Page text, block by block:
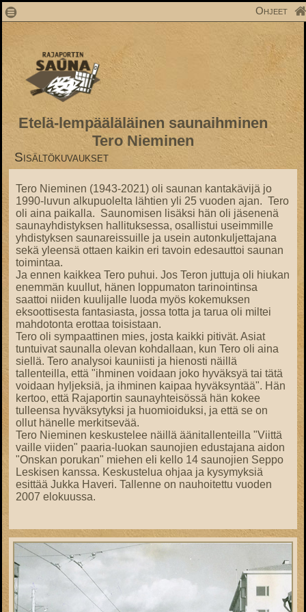
1 Ohjeet
Etelä-lempääläläinen saunaihminen
Tero Nieminen
Sisältökuvaukset
Tero Nieminen (1943-2021) oli saunan kantakävijä jo
1990-luvun alkupuolelta lähtien yli 25 vuoden ajan. Tero
oli aina paikalla. Saunomisen lisäksi hän oli jäsenenä
saunayhdistyksen hallituksessa, osallistui useimmille
yhdistyksen saunareissuille ja usein autonkuljettajana
sekä yleensä ottaen kaikin eri tavoin edesauttoi saunan
toimintaa.
Ja ennen kaikkea Tero puhui. Jos Teron juttuja oli hiukan
enemmän kuullut, hänen loppumaton tarinointinsa
saattoi niiden kuulijalle luoda myös kokemuksen
eksoottisesta fantasiasta, jossa totta ja tarua oli miltei
mahdotonta erottaa toisistaan.
Tero oli sympaattinen mies, josta kaikki pitivät. Asiat
tuntuivat saunalla olevan kohdallaan, kun Tero oli aina
siellä. Tero analysoi kauniisti ja hienosti näillä
tallenteilla, että "ihminen voidaan joko hyväksyä tai tätä
voidaan hyljeksiä, ja ihminen kaipaa hyväksyntää". Hän
kertoo, että Rajaportin saunayhteisössä hän kokee
tulleensa hyväksytyksi ja huomioiduksi, ja että se on
ollut hänelle merkitsevää.
Tero Nieminen keskustelee näillä äänitallenteilla "Viittä
vaille viiden" paaria-luokan saunojien edustajana aidon
"Onskan porukan" miehen eli kello 14 saunojien Seppo
Leskisen kanssa. Keskustelua ohjaa ja kysymyksiä
esittää Jukka Haveri. Tallenne on nauhoitettu vuoden
2007 elokuussa.